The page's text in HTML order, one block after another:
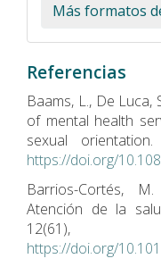
Más formatos
Referencias
Baams, L., De Luca,
of mental health
sexual
https://doi.org/
Barrios-Cortés,
Atención de la
https://doi.org/